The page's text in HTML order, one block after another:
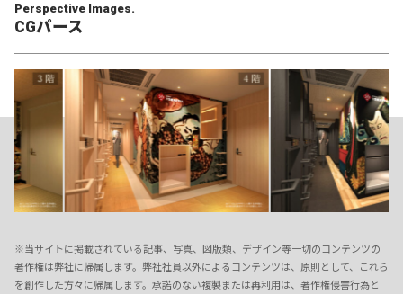
Perspective Images.
CGパース
※当サイトに掲載されている記事、写真、図版類、デザイン等一切のコンテンツの
著作権は弊社に帰属します。弊社社員以外によるコンテンツは、原則として、これら
を創作した方々に帰属します。承諾のない複製または再利用は、著作権侵害行為と